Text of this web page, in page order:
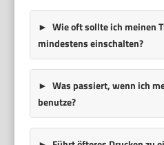
Wie oft sollte ich meinen
mindestens einschalten?
Was passiert, wenn ich
benutze?